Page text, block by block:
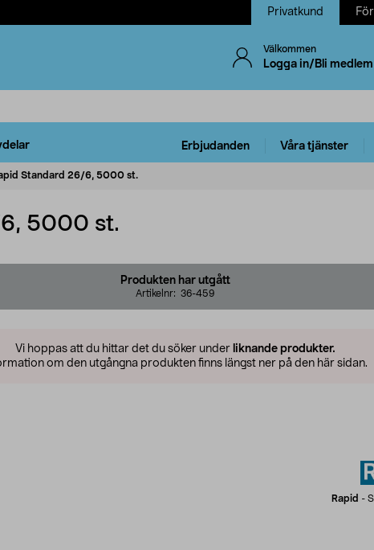
Privatkund
Välkommen
Logga in/Bli medlem
Erbjudanden Våra tjänster
Standard 26/6, 5000 st.
5000 st.
Produkten har utgått
Artikelnr: 36-459
Vi hoppas att du hittar det du söker under liknande produkter.
om den utgångna produkten finns längst ner på den här sidan.
Rapid -